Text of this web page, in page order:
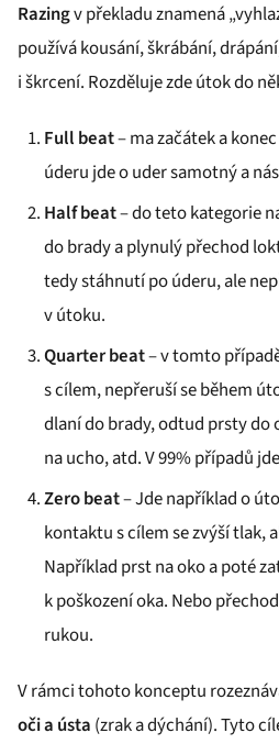
Razingv překladu znamená
používá kousání, škrábání,
i škrcení. Rozděluje zde útok do
Full beat– ma začátek a
úderu jde o uder samotný a
Half beat– do teto kategorie
do brady a plynulý přechod
tedy stáhnutí po úderu, ale
v útoku.
Quarter beat– v tomto
s cílem, nepřeruší se během
dlaní do brady, odtud prsty
na ucho, atd. V 99% případů
Zero beat– Jde například o
kontaktu s cílem se zvýší tlak,
Například prst na oko a poté
k poškození oka. Nebo
rukou.
V rámci tohoto konceptu
oči a ústa (zrak a dýchání). Tyto